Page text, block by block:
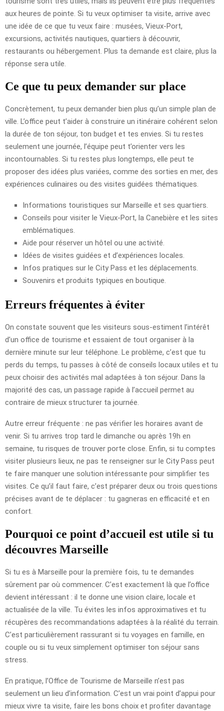
aux heures de pointe. Si tu veux optimiser ta visite, arrive avec
une idée de ce que tu veux faire : musées, Vieux-Port,
excursions, activités nautiques, quartiers à découvrir,
restaurants ou hébergement. Plus ta demande est claire, plus la
réponse sera utile.
Ce que tu peux demander sur place
Concrètement, tu peux demander bien plus qu’un simple plan de
ville. L’office peut t’aider à construire un itinéraire cohérent selon
la durée de ton séjour, ton budget et tes envies. Si tu restes
seulement une journée, l’équipe peut t’orienter vers les
incontournables. Si tu restes plus longtemps, elle peut te
proposer des idées plus variées, comme des sorties en mer, des
expériences culinaires ou des visites guidées thématiques.
Informations touristiques sur Marseille et ses quartiers.
Conseils pour visiter le Vieux-Port, la Canebière et les sites
emblématiques.
Aide pour réserver un hôtel ou une activité.
Idées de visites guidées et d’expériences locales.
Infos pratiques sur le City Pass et les déplacements.
Souvenirs et produits typiques en boutique.
Erreurs fréquentes à éviter
On constate souvent que les visiteurs sous-estiment l’intérêt
d’un office de tourisme et essaient de tout organiser à la
dernière minute sur leur téléphone. Le problème, c’est que tu
perds du temps, tu passes à côté de conseils locaux utiles et tu
peux choisir des activités mal adaptées à ton séjour. Dans la
majorité des cas, un passage rapide à l’accueil permet au
contraire de mieux structurer ta journée.
Autre erreur fréquente : ne pas vérifier les horaires avant de
venir. Si tu arrives trop tard le dimanche ou après 19h en
semaine, tu risques de trouver porte close. Enfin, si tu comptes
visiter plusieurs lieux, ne pas te renseigner sur le City Pass peut
te faire manquer une solution intéressante pour simplifier tes
visites. Ce qu’il faut faire, c’est préparer deux ou trois questions
précises avant de te déplacer : tu gagneras en efficacité et en
confort.
Pourquoi ce point d’accueil est utile si tu
découvres Marseille
Si tu es à Marseille pour la première fois, tu te demandes
sûrement par où commencer. C’est exactement là que l’office
devient intéressant : il te donne une vision claire, locale et
actualisée de la ville. Tu évites les infos approximatives et tu
récupères des recommandations adaptées à la réalité du terrain.
C’est particulièrement rassurant si tu voyages en famille, en
couple ou si tu veux simplement optimiser ton séjour sans
stress.
En pratique, l’Office de Tourisme de Marseille n’est pas
seulement un lieu d’information. C’est un vrai point d’appui pour
mieux vivre ta visite, faire les bons choix et profiter davantage